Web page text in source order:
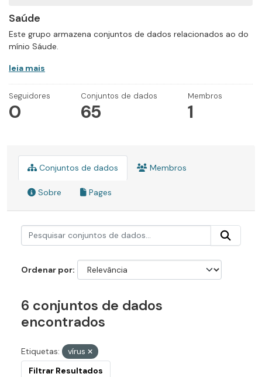
Saúde
Este grupo armazena conjuntos de dados relacionados ao do
mínio Sáude.
leia mais
Seguidores
0
Conjuntos de dados
65
Membros
1
Conjuntos de dados Membros
Sobre Pages
Ordenar por
6 conjuntos de dados
encontrados
Etiquetas:
vírus
Filtrar Resultados